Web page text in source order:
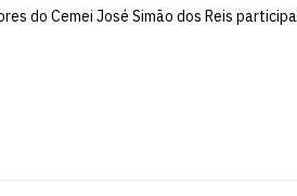
do Cemei José Simão dos Reis